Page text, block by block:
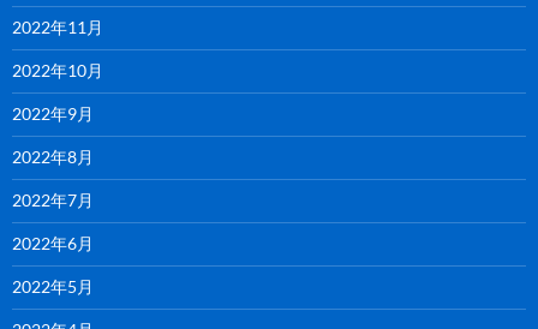
2022年11月
2022年10月
2022年9月
2022年8月
2022年7月
2022年6月
2022年5月